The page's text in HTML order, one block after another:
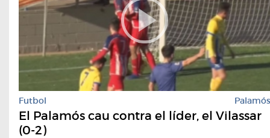
Futbol Palamós
El Palamós cau contra el líder, el Vilassar
(0-2)